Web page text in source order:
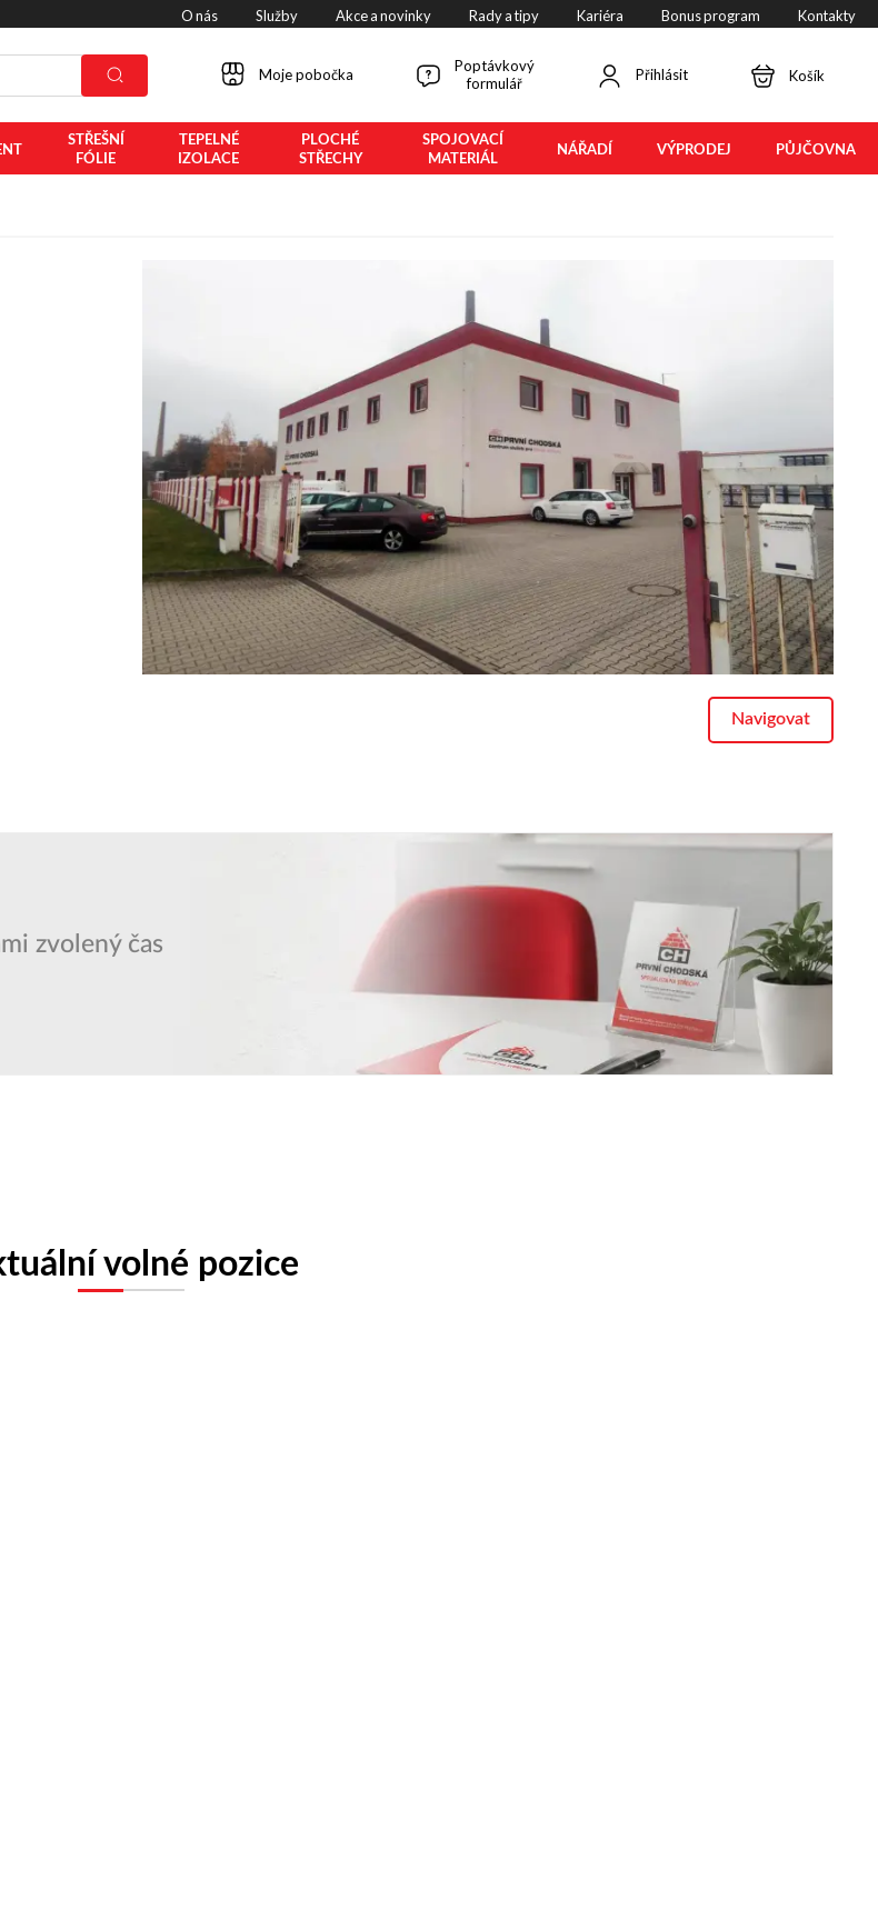
O nás Služby Akce a novinky Rady a tipy Kariéra Bonus program Kontakty
Moje pobočka
Poptávkový
formulář
Přihlásit Košík
STŘEŠNÍ
FÓLIE
TEPELNÉ
IZOLACE
PLOCHÉ
STŘECHY
SPOJOVACÍ
MATERIÁL
NÁŘADÍ VÝPRODEJ PŮJČOVNA
Navigovat
zvolený čas
volné pozice